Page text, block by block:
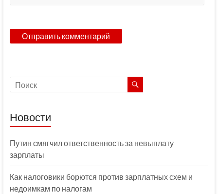
Новости
Путин смягчил ответственность за невыплату
зарплаты
Как налоговики борются против зарплатных схем и
недоимкам по налогам